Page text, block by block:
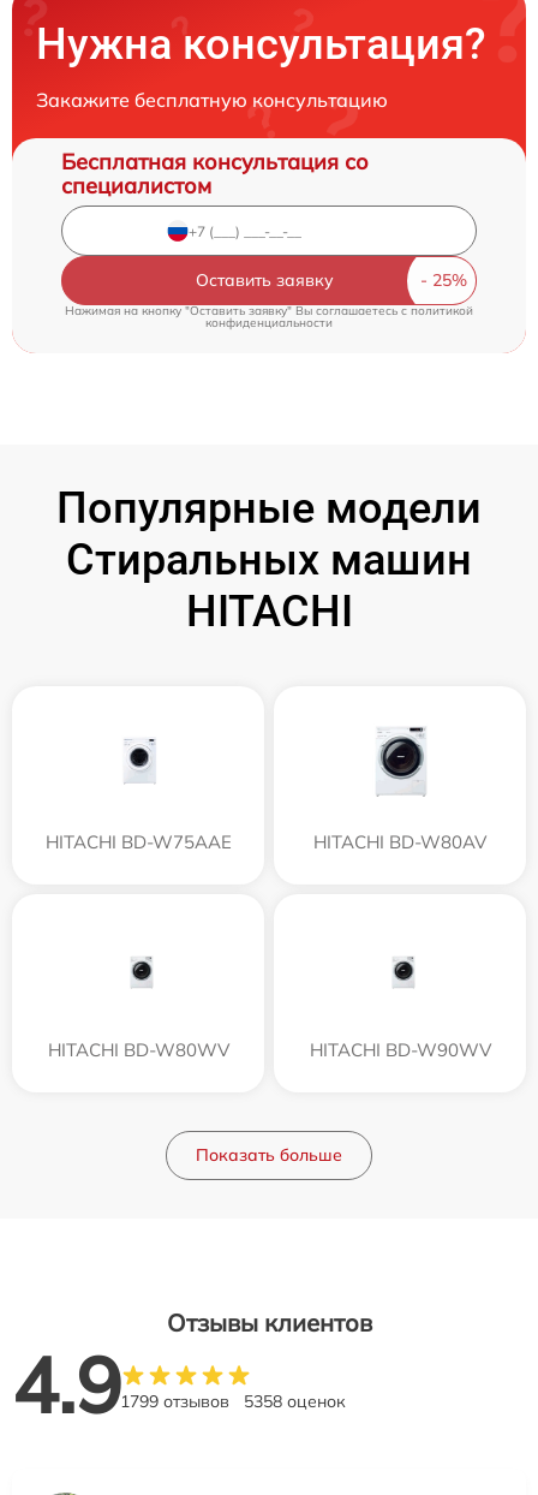
Нужна консультация?
Закажите бесплатную консультацию
Бесплатная консультация со
специалистом
Оставить заявку
Нажимая на кнопку "Оставить заявку" Вы соглашаетесь cполитикой
конфиденциальности
Популярные модели
Стиральных машин
HITACHI
HITACHI BD-W75AAE HITACHI BD-W80AV
HITACHI BD-W80WV HITACHI BD-W90WV
Показать больше
Отзывы клиентов
4.91799 отзывов 5358 оценок